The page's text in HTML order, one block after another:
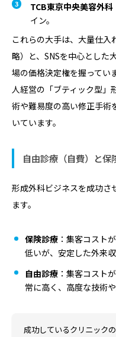
TCB東京中央美容外科
イン。
これらの大手は、大量仕
略）と、SNSを中心とした
場の価格決定権を握ってい
人経営の「ブティック型」
術や難易度の高い修正手術
いています。
自由診療（自費）と
形成外科ビジネスを成功さ
ます。
保険診療 ：集客コスト
低いが、安定した外来
自由診療 ：集客コスト
常に高く、高度な技術
成功しているクリニック